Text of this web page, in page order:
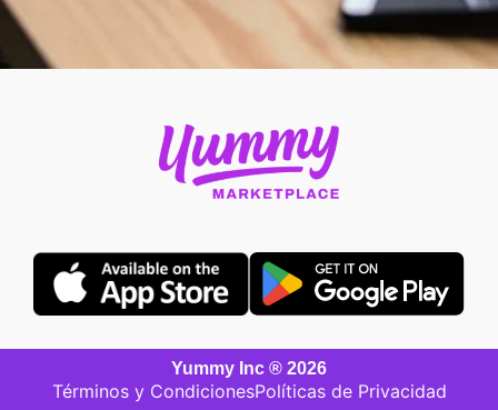
Yummy Inc ® 2026
Términos y CondicionesPolíticas de Privacidad